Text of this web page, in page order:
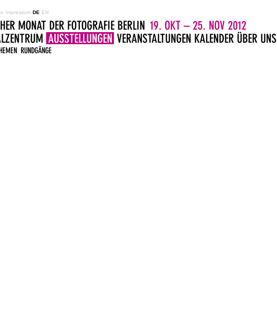
Impressum DE EN
MONAT DER FOTOGRAFIE BERLIN 19. OKT – 25. NOV 2012
AUSSTELLUNGEN
RUNDGÄNGE
VERANSTALTUNGEN KALENDER ÜBER UNS